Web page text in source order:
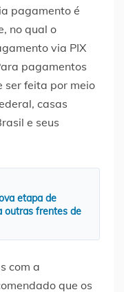
pagamento é
no qual o
via PIX
pagamentos
ser feita por meio
casas
e seus
etapa de
outras frentes de
com a
que os